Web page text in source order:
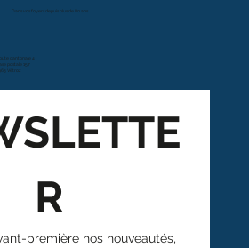
cantonale 4
postale 157
Vétroz
Dans vos foyers depuis plus de 80 ans
R
première nos nouveautés,